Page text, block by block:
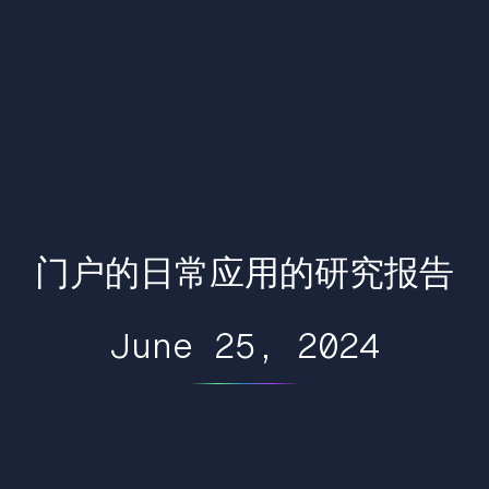
门户的日常应用的研究报告
June 25, 2024